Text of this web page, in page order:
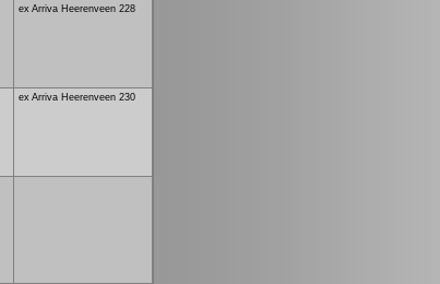
ex Arriva Heerenveen 228
ex Arriva Heerenveen 230